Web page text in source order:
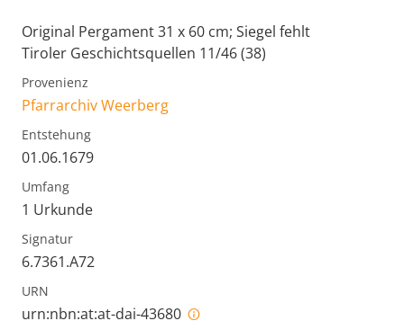
Original Pergament 31 x 60 cm; Siegel fehlt
Tiroler Geschichtsquellen 11/46 (38)
Provenienz
Pfarrarchiv Weerberg
Entstehung
01.06.1679
Umfang
1 Urkunde
Signatur
6.7361.A72
URN
urn:nbn:at:at-dai-43680